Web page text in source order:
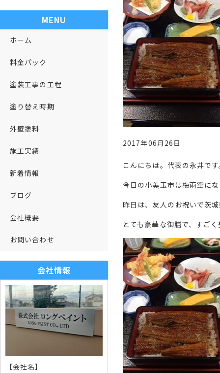
2017年06月26日
こんにちは。代表の永井で
今日の小美玉市は梅雨空に
昨日は、友人のお祝いで茨
とても豪華な御膳で、すご
MENU
ホーム
料金パック
塗装工事の工程
塗り替え時期
外壁塗料
施工実績
新着情報
ブログ
会社概要
お問い合わせ
会社情報
【会社名】